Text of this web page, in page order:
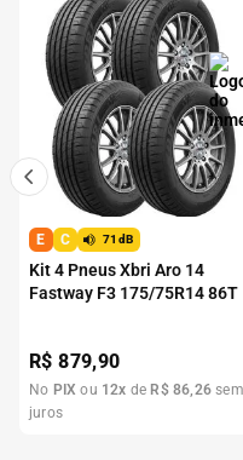
E C 71dB
Kit 4 Pneus Xbri Aro 14
Fastway F3 175/75R14 86T
R$879,90
No PIX ou 12x de R$ 86,26 sem
juros